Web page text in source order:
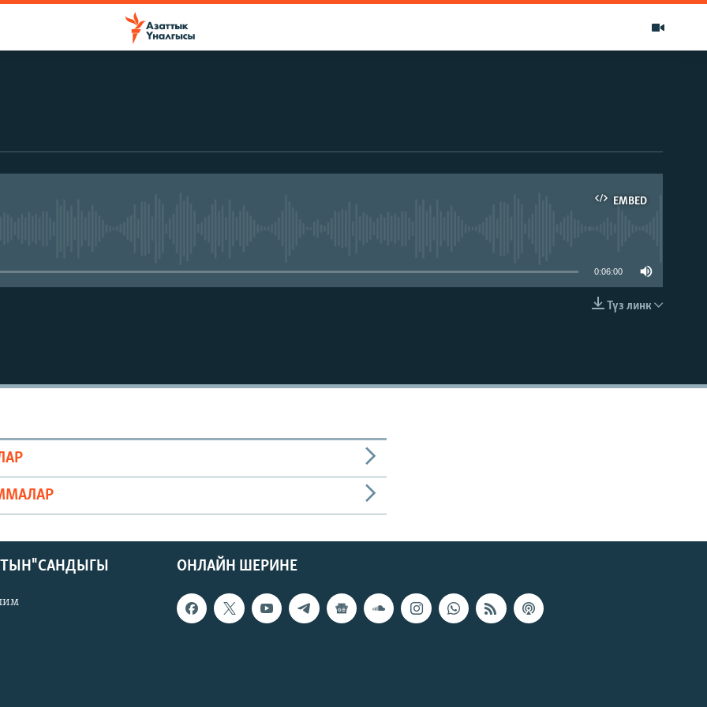
EMBED
EMBED
0:06:00
Түз линк
ОНЛАЙН ШЕРИНЕ
САНДЫГЫ